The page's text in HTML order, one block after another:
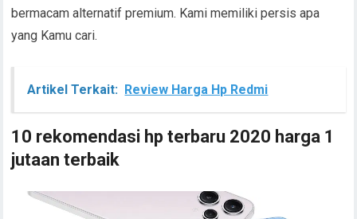
bermacam alternatif premium. Kami memiliki persis apa
yang Kamu cari.
Artikel Terkait: Review Harga Hp Redmi
10 rekomendasi hp terbaru 2020 harga 1
jutaan terbaik